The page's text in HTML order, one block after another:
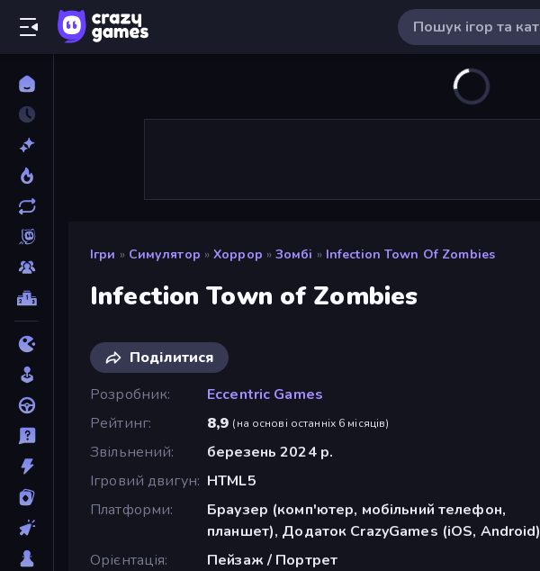
Ігри » Симулятор » Хоррор » Зомбі » Infection Town Of Zombies
Infection Town of Zombies
Поділитися
Розробник
Eccentric Games
Рейтинг
8,9 (на основі останніх 6 місяців)
Звільнений
березень 2024 р.
Ігровий двигун HTML5
Платформи
Браузер (комп'ютер, мобільний телефон,
планшет), Додаток CrazyGames (iOS, Android)
Орієнтація
Пейзаж / Портрет